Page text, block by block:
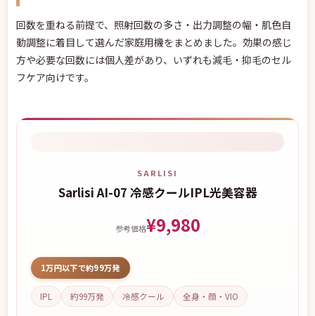
回数を重ねる前提で、照射回数の多さ・出力調整の幅・肌色自
動調整に着目して選んだ家庭用機をまとめました。効果の感じ
方や必要な回数には個人差があり、いずれも減毛・抑毛のセル
フケア向けです。
SARLISI
Sarlisi AI-07 冷感クールIPL光美容器
参考価格¥9,980
1万円以下で約99万発
IPL 約99万発 冷感クール 全身・顔・VIO